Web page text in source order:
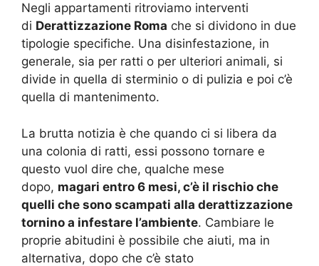
Negli appartamenti ritroviamo interventi
di Derattizzazione Roma che si dividono in due
tipologie specifiche. Una disinfestazione, in
generale, sia per ratti o per ulteriori animali, si
divide in quella di sterminio o di pulizia e poi c’è
quella di mantenimento.
La brutta notizia è che quando ci si libera da
una colonia di ratti, essi possono tornare e
questo vuol dire che, qualche mese
dopo, magari entro 6 mesi, c’è il rischio che
quelli che sono scampati alla derattizzazione
tornino a infestare l’ambiente. Cambiare le
proprie abitudini è possibile che aiuti, ma in
alternativa, dopo che c’è stato